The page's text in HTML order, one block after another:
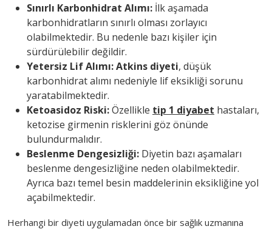
Sınırlı Karbonhidrat Alımı: İlk aşamada
karbonhidratların sınırlı olması zorlayıcı
olabilmektedir. Bu nedenle bazı kişiler için
sürdürülebilir değildir.
Yetersiz Lif Alımı:Atkins diyeti, düşük
karbonhidrat alımı nedeniyle lif eksikliği sorunu
yaratabilmektedir.
Ketoasidoz Riski:Özellikle tip 1 diyabet hastaları,
ketozise girmenin risklerini göz önünde
bulundurmalıdır.
Beslenme Dengesizliği: Diyetin bazı aşamaları
beslenme dengesizliğine neden olabilmektedir.
Ayrıca bazı temel besin maddelerinin eksikliğine yol
açabilmektedir.
Herhangi bir diyeti uygulamadan önce bir sağlık uzmanına